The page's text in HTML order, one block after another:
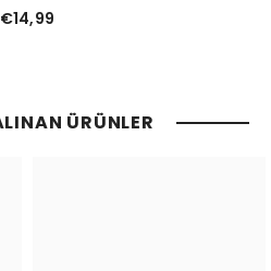
€14,99
ÜRÜNLER